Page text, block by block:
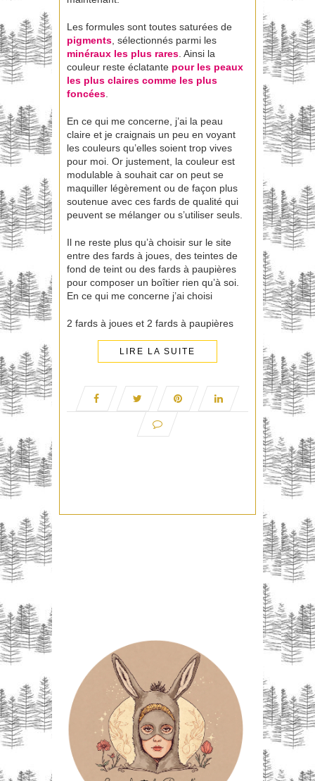
Les formules sont toutes saturées de
pigments , sélectionnés parmi les
minéraux les plus rares . Ainsi la
couleur reste éclatante pour les peaux
les plus claires comme les plus
foncées
En ce qui me concerne, j’ai la peau
claire et je craignais un peu en voyant
les couleurs qu’elles soient trop vives
pour moi. Or justement, la couleur est
modulable à souhait car on peut se
maquiller légèrement ou de façon plus
soutenue avec ces fards de qualité qui
peuvent se mélanger ou s’utiliser seuls.
Il ne reste plus qu’à choisir sur le site
entre des fards à joues, des teintes de
fond de teint ou des fards à paupières
pour composer un boîtier rien qu’à soi.
En ce qui me concerne j’ai choisi
2 fards à joues et 2 fards à paupières
LIRE LA SUITE